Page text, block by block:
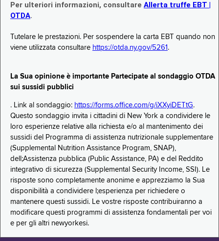
Per ulteriori informazioni, consultare Allerta truffe EBT |
OTDA.
Tutelare le prestazioni. Per sospendere la carta EBT quando non
viene utilizzata consultare https://otda.ny.gov/5261 .
La Sua opinione è importante Partecipate al sondaggio OTDA
sui sussidi pubblici
. Link al sondaggio: https://forms.office.com/g/iXXyiDETtG.
Questo sondaggio invita i cittadini di New York a condividere le
loro esperienze relative alla richiesta e/o al mantenimento dei
sussidi del Programma di assistenza nutrizionale supplementare
(Supplemental Nutrition Assistance Program, SNAP),
dell;Assistenza pubblica (Public Assistance, PA) e del Reddito
integrativo di sicurezza (Supplemental Security Income, SSI). Le
risposte sono completamente anonime e apprezziamo la Sua
disponibilità a condividere l;esperienza per richiedere o
mantenere questi sussidi. Le vostre risposte contribuiranno a
modificare questi programmi di assistenza fondamentali per voi
e per gli altri newyorkesi.